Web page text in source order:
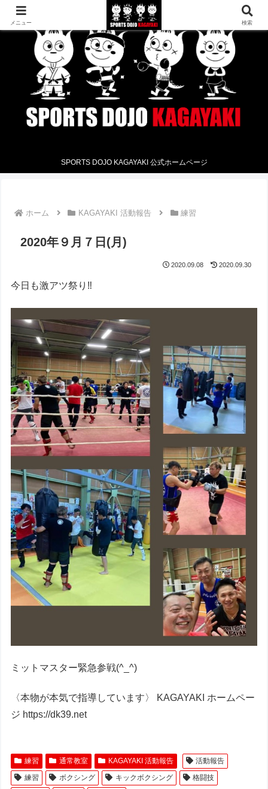
SPORTS DOJO KAGAYAKI 公式ホームページ
ホーム KAGAYAKI 活動報告 練習
2020年９月７日(月)
2020.09.08 2020.09.30
今日も激アツ祭り‼︎
ミットマスター緊急参戦(^_^)
〈本物が本気で指導しています〉 KAGAYAKI ホームペー
ジ https://dk39.net
練習 通常教室 KAGAYAKI 活動報告
活動報告
練習
ボクシング キックボクシング
格闘技
メニュー 検索